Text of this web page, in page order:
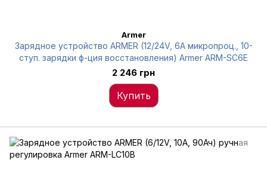
Armer
Зарядное устройство ARMER (12/24V, 6А микропроц., 10-
ступ. зарядки ф-ция восстановления) Armer ARM-SC6E
2 246 грн
Купить